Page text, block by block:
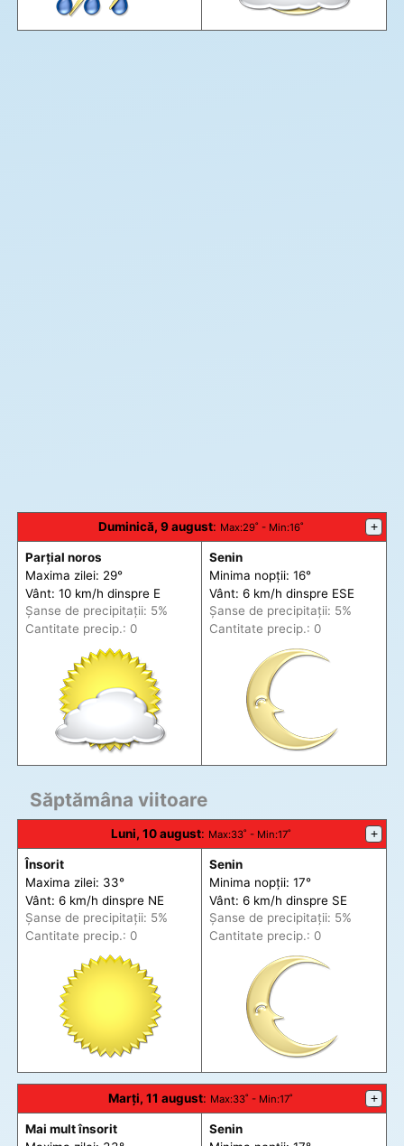
Duminică, 9 august: Max:29˚ - Min:16˚ +
Parțial noros
Maxima zilei: 29°
Vânt: 10 km/h dinspre E
Șanse de precipitații: 5%
Cantitate precip.: 0
Senin
Minima nopții: 16°
Vânt: 6 km/h dinspre ESE
Șanse de precipitații: 5%
Cantitate precip.: 0
Săptămâna viitoare
Luni, 10 august: Max:33˚ - Min:17˚ +
Însorit
Maxima zilei: 33°
Vânt: 6 km/h dinspre NE
Șanse de precipitații: 5%
Cantitate precip.: 0
Senin
Minima nopții: 17°
Vânt: 6 km/h dinspre SE
Șanse de precipitații: 5%
Cantitate precip.: 0
Marți, 11 august: Max:33˚ - Min:17˚ +
Mai mult însorit
Senin